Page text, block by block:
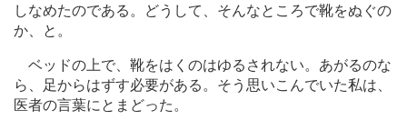
しなめたのである。どうして、そんなところで靴をぬぐの
か、と。
ベッドの上で、靴をはくのはゆるされない。あがるのな
ら、足からはずす必要がある。そう思いこんでいた私は、
医者の言葉にとまどった。